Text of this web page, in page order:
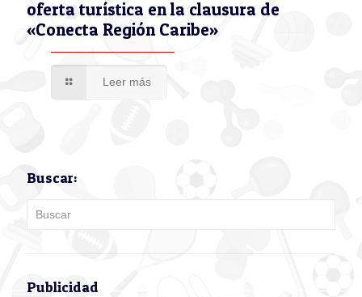
oferta turística en la clausura de
«Conecta Región Caribe»
Leer más
Buscar:
Publicidad